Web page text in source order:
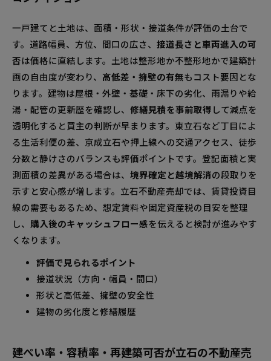
一戸建てと土地は、面積・形状・接道条件が評価の土台で
す。道路幅員、方位、間口の広さ、 接道長さと車両進入の可
否は価格に直結します。土地は整形地か不整形地かで建築計
画の自由度が変わり、 高低差・擁壁の有無もコスト要因とな
ります。建物は屋根・外壁・基礎・床下の劣化、雨漏りや給
湯・配管の更新歴を確認し、 修繕見積を事前取得 して減点を
透明化すると買主の判断が早まります。東立石など丁目によ
る生活利便の差、京成立石や押上線への交通アクセス、徒歩
分数と静けさのバランスも評価ポイントです。登記面積と実
測面積の差異がある場合は、 境界確定と越境解消の段取りを
示すと安心感が増します。立石不動産売却では、賃貸投資目
線の需要もあるため、想定賃料や固定資産税の目安を整理
し、 購入後のキャッシュフロー感を伝えると検討が進みやす
くなります。
評価で見られるポイント
接道状況（方向・幅員・間口）
形状と高低差、擁壁の安全性
建物の劣化度と修繕履歴
建ぺい率・容積率・再建築可否が立石の不動産売